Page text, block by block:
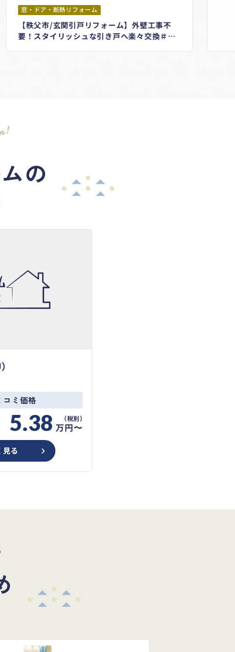
窓・ドア・断熱リフォーム
【秩父市/玄関引戸リフォーム】外壁工事不
要！スタイリッシュな引き戸へ楽々交換＃
の
コミ価格
5.38 万円〜
る